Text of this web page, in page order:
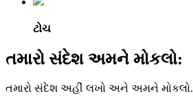
ટોચ
તમારો સંદેશ અમને મોકલો:
તમારો સંદેશ અહીં લખો અને અમને મોકલો.